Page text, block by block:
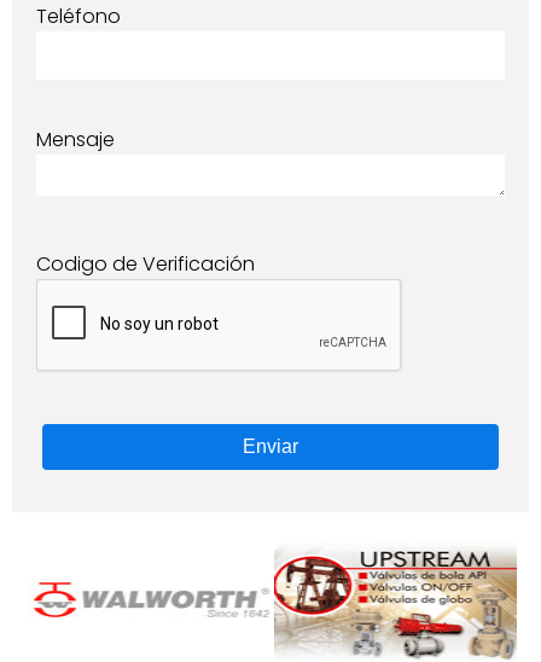
Teléfono
Mensaje
Codigo de Verificación
Enviar